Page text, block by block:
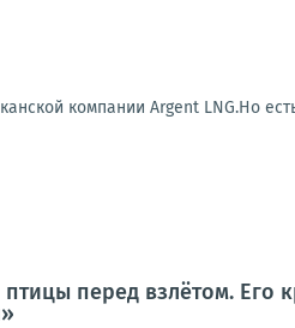
компании Argent LNG.Но
перед взлётом. Его